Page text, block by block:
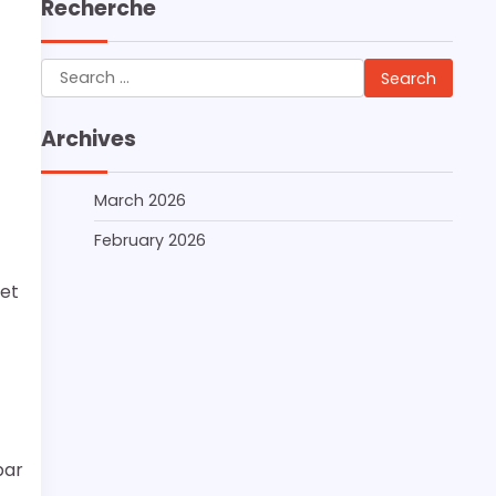
Recherche
Search
for:
Archives
March 2026
February 2026